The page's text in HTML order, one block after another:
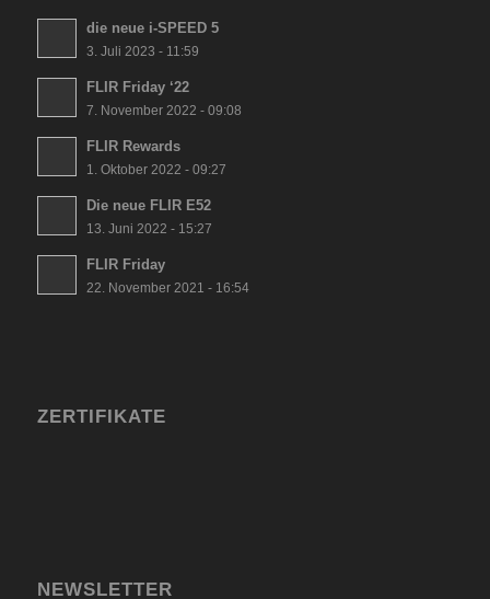
die neue i-SPEED 5
3. Juli 2023 - 11:59
FLIR Friday ‘22
7. November 2022 - 09:08
FLIR Rewards
1. Oktober 2022 - 09:27
Die neue FLIR E52
13. Juni 2022 - 15:27
FLIR Friday
22. November 2021 - 16:54
ZERTIFIKATE
NEWSLETTER